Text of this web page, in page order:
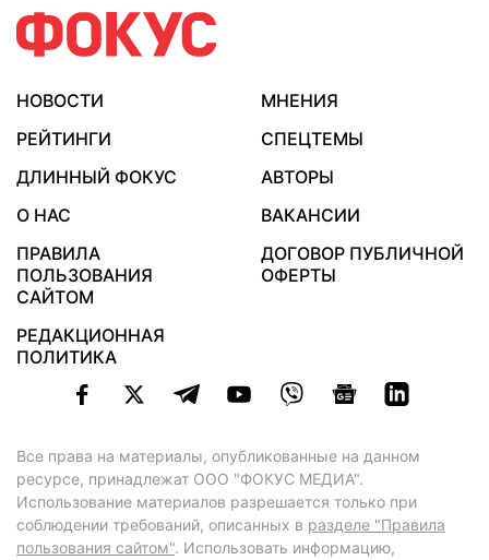
НОВОСТИ
МНЕНИЯ
РЕЙТИНГИ
СПЕЦТЕМЫ
ДЛИННЫЙ ФОКУС
АВТОРЫ
О НАС
ВАКАНСИИ
ПРАВИЛА
ПОЛЬЗОВАНИЯ
САЙТОМ
ДОГОВОР ПУБЛИЧНОЙ
ОФЕРТЫ
РЕДАКЦИОННАЯ
ПОЛИТИКА
Все права на материалы, опубликованные на данном
ресурсе, принадлежат ООО "ФОКУС МЕДИА".
Использование материалов разрешается только при
соблюдении требований, описанных в разделе "Правила
пользования сайтом". Использовать информацию,